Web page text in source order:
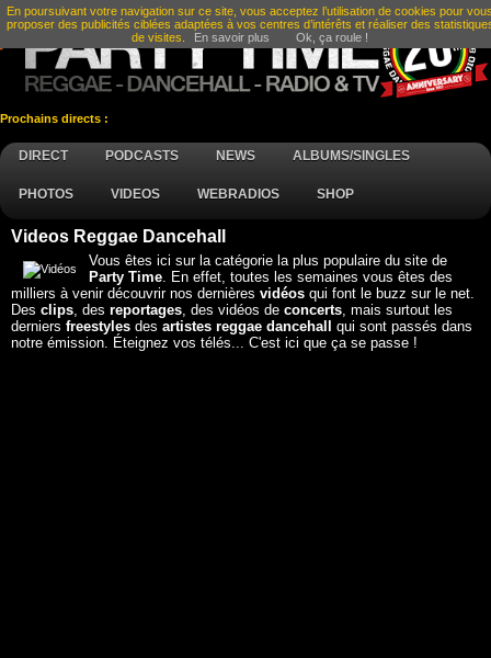
Prochains directs :
DIRECT PODCASTS NEWS ALBUMS/SINGLES
PHOTOS VIDEOS WEBRADIOS SHOP
Videos Reggae Dancehall
Vous êtes ici sur la catégorie la plus populaire du site de
Party Time. En effet, toutes les semaines vous êtes des
milliers à venir découvrir nos dernières vidéos qui font le buzz sur le net.
Des clips, des reportages, des vidéos de concerts, mais surtout les
derniers freestyles des artistes reggae dancehall qui sont passés dans
notre émission. Éteignez vos télés... C'est ici que ça se passe !
En poursuivant votre navigation sur ce site, vous acceptez l’utilisation de cookies pour
proposer des publicités ciblées adaptées à vos centres d’intérêts et réaliser des
de visites.
En savoir plus Ok, ça roule !